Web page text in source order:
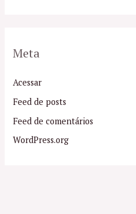
Meta
Acessar
Feed de posts
Feed de comentários
WordPress.org